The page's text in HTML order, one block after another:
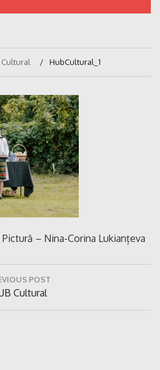
Cultural HubCultural_1
– Nina-Corina Lukianțeva
POST
Cultural